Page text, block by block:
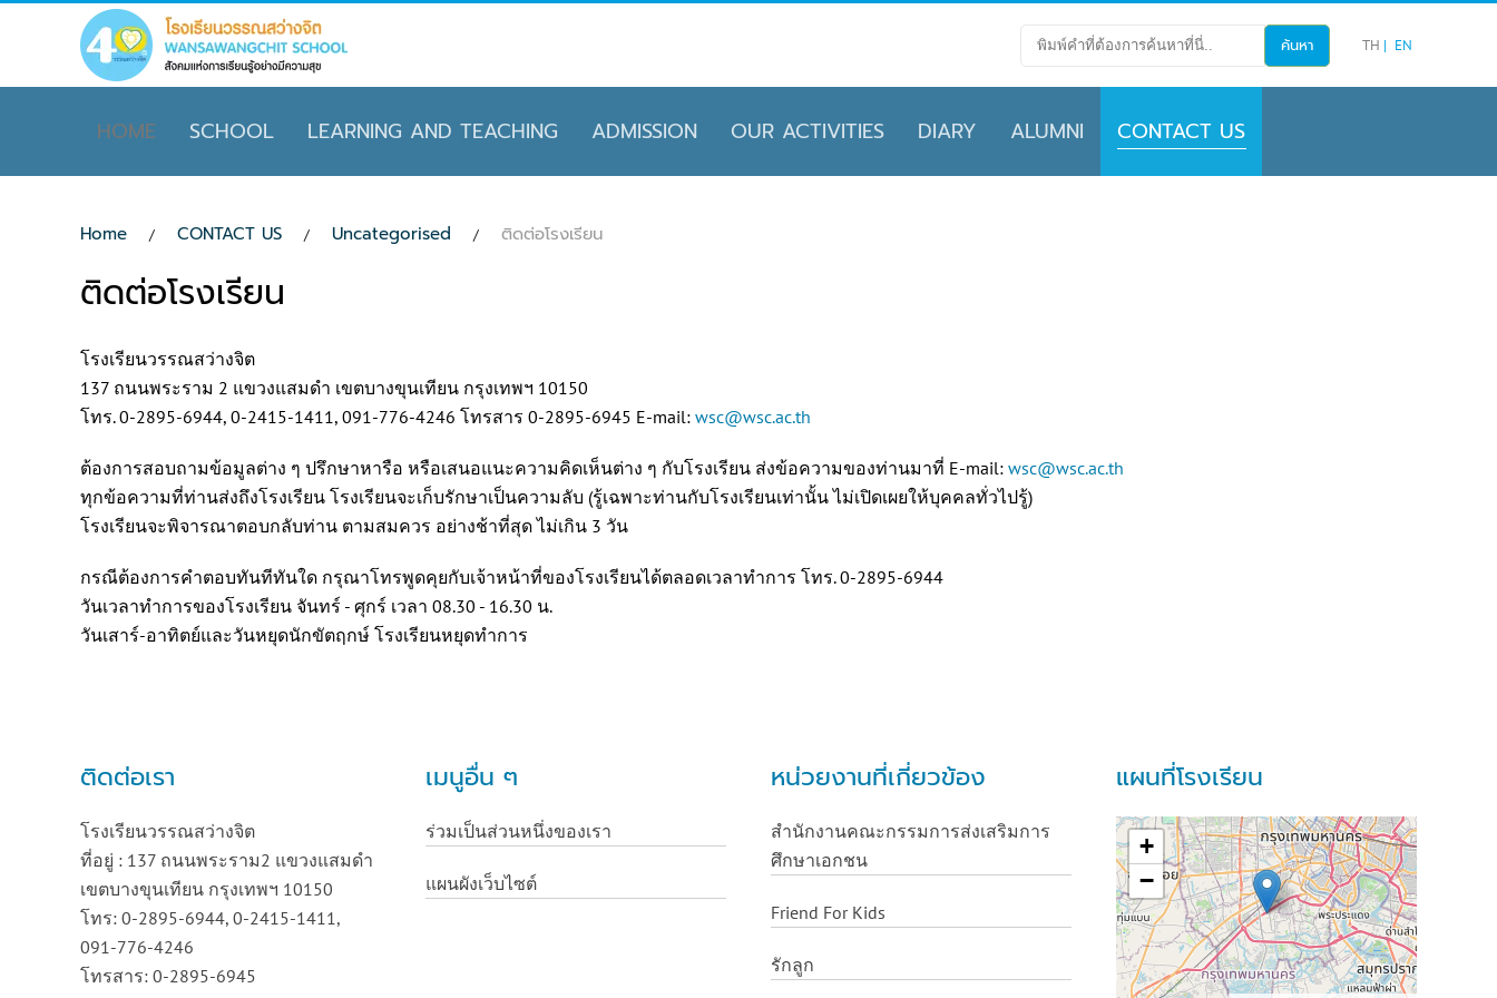
Skip to main content
TH EN
HOME SCHOOL LEARNING AND TEACHING ADMISSION OUR ACTIVITIES DIARY ALUMNI CONTACT US
Home CONTACT US Uncategorised ติดต่อโรงเรียน
ติดต่อโรงเรียน
โรงเรียนวรรณสว่างจิต
137 ถนนพระราม 2 แขวงแสมดำ เขตบางขุนเทียน กรุงเทพฯ 10150
โทร. 0-2895-6944, 0-2415-1411, 091-776-4246 โทรสาร 0-2895-6945 E-mail: wsc@wsc.ac.th
ต้องการสอบถามข้อมูลต่าง ๆ ปรึกษาหารือ หรือเสนอแนะความคิดเห็นต่าง ๆ กับโรงเรียน ส่งข้อความของท่านมาที่ E-mail: wsc@wsc.ac.th
ทุกข้อความที่ท่านส่งถึงโรงเรียน โรงเรียนจะเก็บรักษาเป็นความลับ (รู้เฉพาะท่านกับโรงเรียนเท่านั้น ไม่เปิดเผยให้บุคคลทั่วไปรู้)
โรงเรียนจะพิจารณาตอบกลับท่าน ตามสมควร อย่างช้าที่สุด ไม่เกิน 3 วัน
กรณีต้องการคำตอบทันทีทันใด กรุณาโทรพูดคุยกับเจ้าหน้าที่ของโรงเรียนได้ตลอดเวลาทำการ โทร. 0-2895-6944
วันเวลาทำการของโรงเรียน จันทร์ - ศุกร์ เวลา 08.30 - 16.30 น.
วันเสาร์-อาทิตย์และวันหยุดนักขัตฤกษ์ โรงเรียนหยุดทำการ
ติดต่อเรา
โรงเรียนวรรณสว่างจิต
ที่อยู่ : 137 ถนนพระราม2 แขวงแสมดำ
เขตบางขุนเทียน กรุงเทพฯ 10150
โทร: 0-2895-6944, 0-2415-1411,
091-776-4246
โทรสาร: 0-2895-6945
เมนูอื่น ๆ
ร่วมเป็นส่วนหนึ่งของเรา
แผนผังเว็บไซต์
หน่วยงานที่เกี่ยวข้อง
สำนักงานคณะกรรมการส่งเสริมการ
ศึกษาเอกชน
Friend For Kids
รักลูก
แผนที่โรงเรียน
+
−